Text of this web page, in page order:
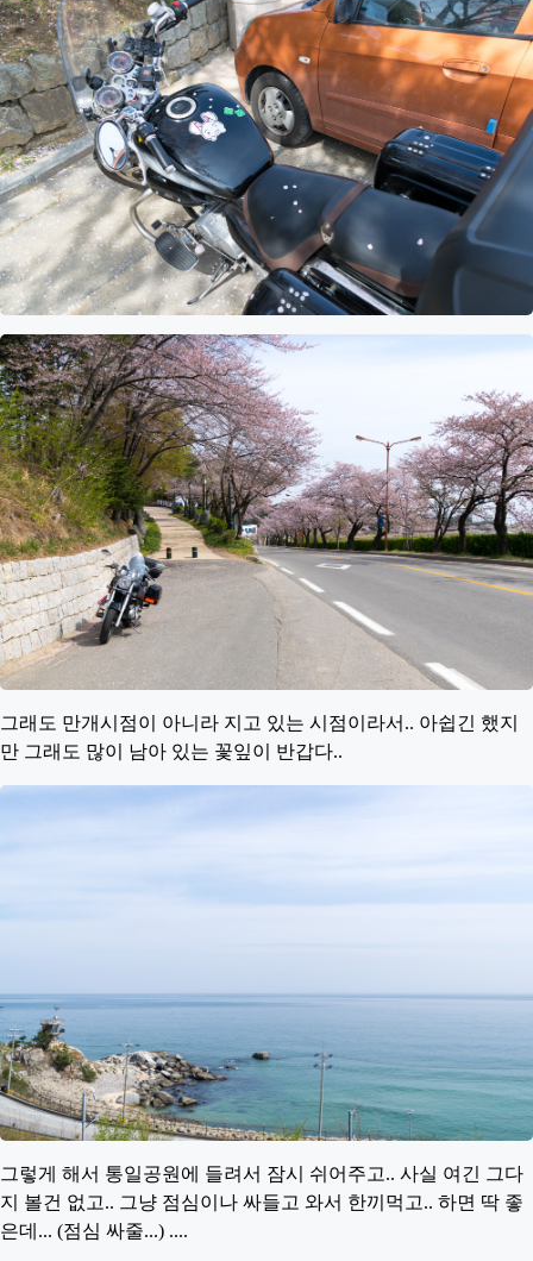
그래도 만개시점이 아니라 지고 있는 시점이라서.. 아쉽긴 했지
만 그래도 많이 남아 있는 꽃잎이 반갑다..
그렇게 해서 통일공원에 들려서 잠시 쉬어주고.. 사실 여긴 그다
지 볼건 없고.. 그냥 점심이나 싸들고 와서 한끼먹고.. 하면 딱 좋
은데... (점심 싸줄...) ....